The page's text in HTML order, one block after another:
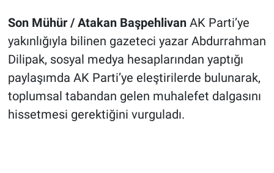
Son Mühür / Atakan Başpehlivan AK Parti’ye
yakınlığıyla bilinen gazeteci yazar Abdurrahman
Dilipak, sosyal medya hesaplarından yaptığı
paylaşımda AK Parti’ye eleştirilerde bulunarak,
toplumsal tabandan gelen muhalefet dalgasını
hissetmesi gerektiğini vurguladı.